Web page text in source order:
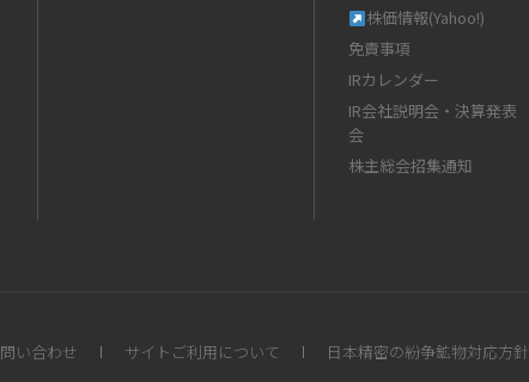
株価情報(Yahoo!)
免責事項
IRカレンダー
IR会社説明会・決算発表
会
株主総会招集通知
い合わせ サイトご利用について 日本精密の紛争鉱物対応方針